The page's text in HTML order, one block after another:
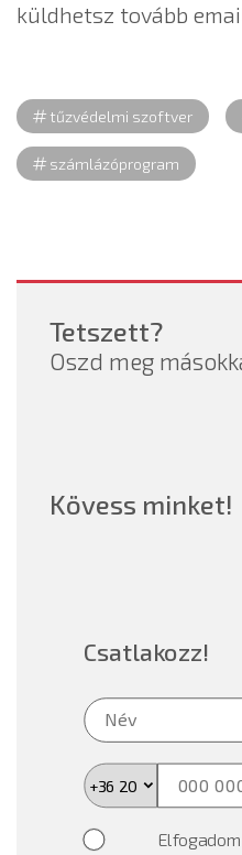
küldhetsz tovább
tűzvédelmi szoftver
számlázóprogram
Tetszett?
Oszd meg
Kövess minket!
Csatlakozz!